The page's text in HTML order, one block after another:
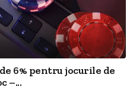
6% pentru jocurile de
–...